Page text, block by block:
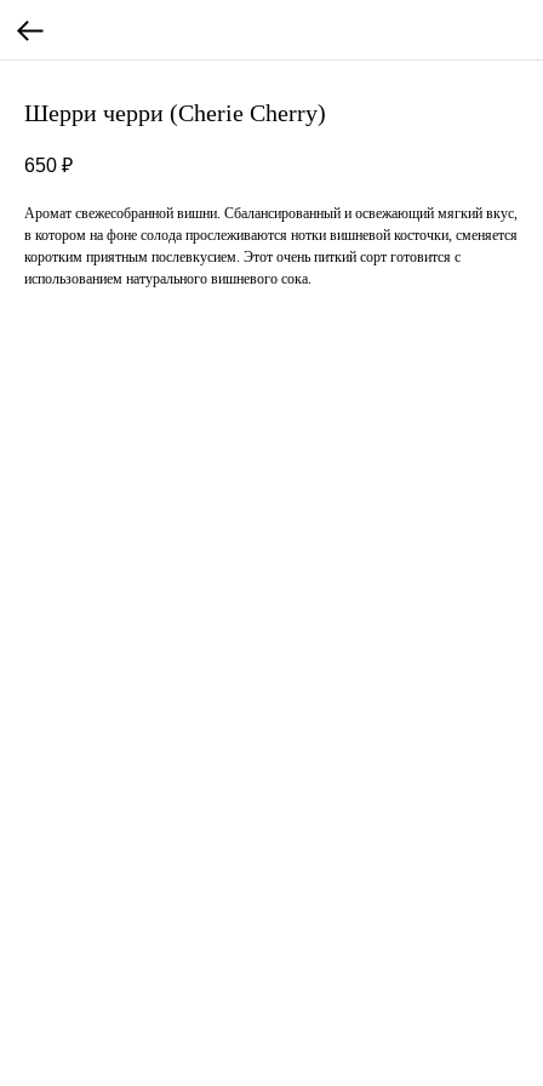
Шерри черри (Cherie Cherry)
650 ₽
Аромат свежесобранной вишни. Сбалансированный и освежающий мягкий вкус,
в котором на фоне солода прослеживаются нотки вишневой косточки, сменяется
коротким приятным послевкусием. Этот очень питкий сорт готовится с
использованием натурального вишневого сока.